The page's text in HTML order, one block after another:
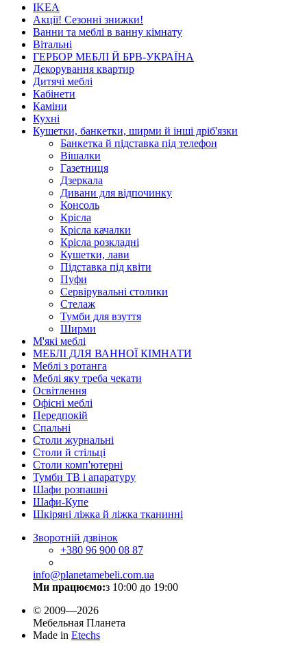
IKEA
Акції! Сезонні знижки!
Ванни та меблі в ванну кімнату
Вітальні
ГЕРБОР МЕБЛІ Й БРВ-УКРАЇНА
Декорування квартир
Дитячі меблі
Кабінети
Каміни
Кухні
Кушетки, банкетки, ширми й інші дріб'язки
Банкетка й підставка під телефон
Вішалки
Газетниця
Дзеркала
Дивани для відпочинку
Консоль
Крісла
Крісла качалки
Крісла розкладні
Кушетки, лави
Підставка під квіти
Пуфи
Сервірувальні столики
Стелаж
Тумби для взуття
Ширми
М'які меблі
МЕБЛІ ДЛЯ ВАННОЇ КІМНАТИ
Меблі з ротанга
Меблі яку треба чекати
Освітлення
Офісні меблі
Передпокій
Спальні
Столи журнальні
Столи й стільці
Столи комп'ютерні
Тумби ТВ і апаратуру
Шафи розпашні
Шафи-Купе
Шкіряні ліжка й ліжка тканинні
Зворотній дзвінок
+380 96 900 08 87
info@planetamebeli.com.ua
Ми працюємо:з 10:00 до 19:00
© 2009—2026
Мебельная Планета
Made in Etechs